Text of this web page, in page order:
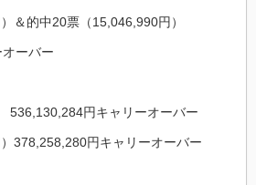
＆的中20票（15,046,990円）
ーバー
円キャリーオーバー
378,258,280円キャリーオーバー